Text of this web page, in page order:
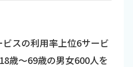
スの利用率上位6サービ
歳～69歳の男女600人を